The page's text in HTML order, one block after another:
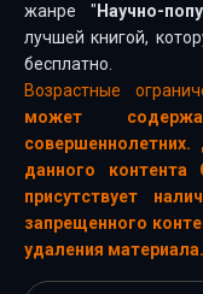
жанре " Научно-
лучшей книгой,
бесплатно.
Возрастные
может
данного
присутствует
запрещенного
удаления материала.